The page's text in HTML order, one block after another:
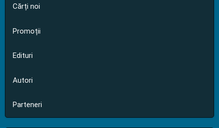
Cărți noi
Promoții
Edituri
Autori
Parteneri